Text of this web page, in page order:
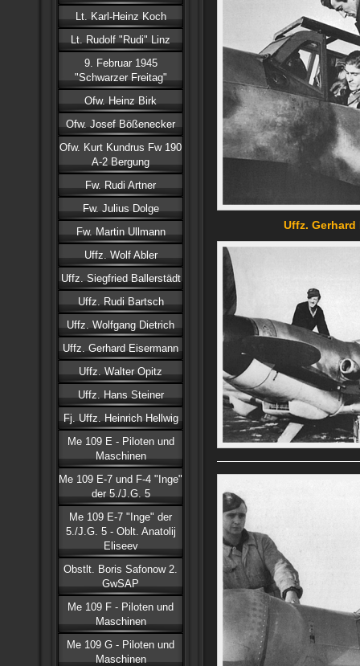
Lt. Karl-Heinz Koch
Lt. Rudolf "Rudi" Linz
9. Februar 1945
"Schwarzer Freitag"
Ofw. Heinz Birk
Ofw. Josef Bößenecker
Ofw. Kurt Kundrus Fw 190
A-2 Bergung
Fw. Rudi Artner
Fw. Julius Dolge
Fw. Martin Ullmann
Uffz. Wolf Abler
Uffz. Siegfried Ballerstädt
Uffz. Rudi Bartsch
Uffz. Wolfgang Dietrich
Uffz. Gerhard Eisermann
Uffz. Walter Opitz
Uffz. Hans Steiner
Fj. Uffz. Heinrich Hellwig
Me 109 E - Piloten und
Maschinen
Me 109 E-7 und F-4 "Inge"
der 5./J.G. 5
Me 109 E-7 "Inge" der
5./J.G. 5 - Oblt. Anatolij
Eliseev
Obstlt. Boris Safonow 2.
GwSAP
Me 109 F - Piloten und
Maschinen
Me 109 G - Piloten und
Maschinen
Uffz. Gerhard